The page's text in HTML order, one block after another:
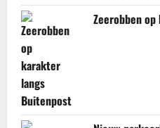
Zeerobben